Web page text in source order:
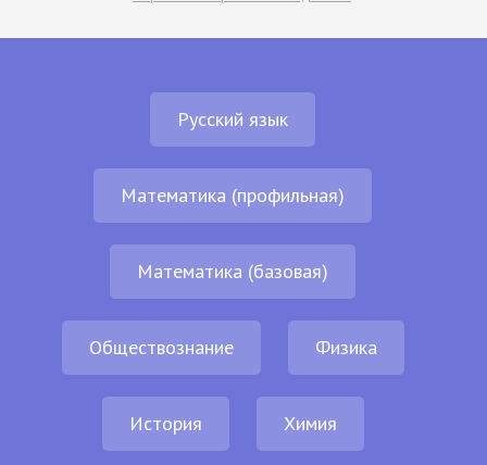
Русский язык
Математика (профильная)
Математика (базовая)
Обществознание Физика
История Химия